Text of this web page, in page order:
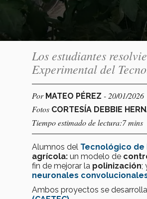
Los estudiantes
Experimental del
Por MATEO PÉREZ - 20/01/2026
Fotos CORTESÍA DEBBIE
Tiempo estimado de lectura:7 mins
Alumnos del Tecnológico de
agrícola: un modelo de
fin de mejorar la polinización;
neuronales
Ambos proyectos se